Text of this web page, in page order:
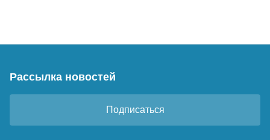
Рассылка новостей
Подписаться